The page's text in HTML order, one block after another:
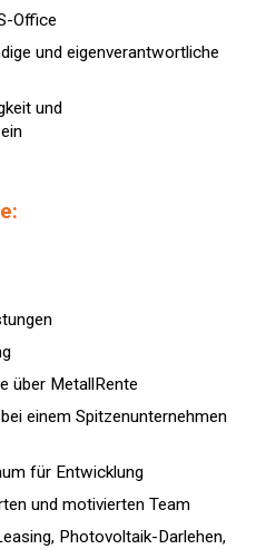
Office
und eigenverantwortliche
und
über MetallRente
einem Spitzenunternehmen
für Entwicklung
und motivierten Team
Photovoltaik-Darlehen,